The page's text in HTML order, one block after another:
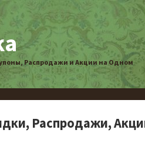
Распродажи и Акции на Одном
Распродажи,